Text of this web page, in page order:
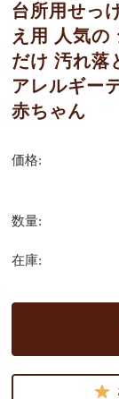
台所用せっ
え用 人気の
だけ 汚れ落
アレルギー
赤ちゃん
価格:
数量:
在庫: